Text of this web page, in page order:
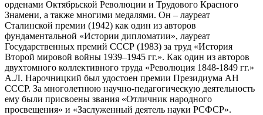
орденами Октябрьской Революции и Трудового Красного
Знамени, а также многими медалями. Он – лауреат
Сталинской премии (1942) как один из авторов
фундаментальной «Истории дипломатии», лауреат
Государственных премий СССР (1983) за труд «История
Второй мировой войны 1939–1945 гг.». Как один из авторов
двухтомного коллективного труда «Революция 1848-1849 гг.»
А.Л. Нарочницкий был удостоен премии Президиума АН
СССР. За многолетнюю научно-педагогическую деятельность
ему были присвоены звания «Отличник народного
просвещения» и «Заслуженный деятель науки РСФСР».